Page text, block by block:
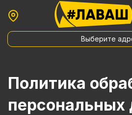
Выберите
Политика
персональных